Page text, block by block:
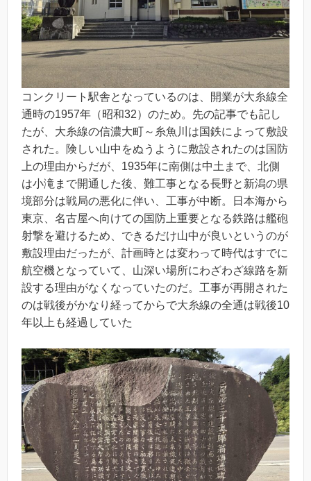
コンクリート駅舎となっているのは、開業が大糸線全
通時の1957年（昭和32）のため。先の記事でも記し
たが、大糸線の信濃大町～糸魚川は国鉄によって敷設
された。険しい山中をぬうように敷設されたのは国防
上の理由からだが、1935年に南側は中土まで、北側
は小滝まで開通した後、難工事となる長野と新潟の県
境部分は戦局の悪化に伴い、工事が中断。日本海から
東京、名古屋へ向けての国防上重要となる鉄路は艦砲
射撃を避けるため、できるだけ山中が良いというのが
敷設理由だったが、計画時とは変わって時代はすでに
航空機となっていて、山深い場所にわざわざ線路を新
設する理由がなくなっていたのだ。工事が再開された
のは戦後がかなり経ってからで大糸線の全通は戦後10
年以上も経過していた